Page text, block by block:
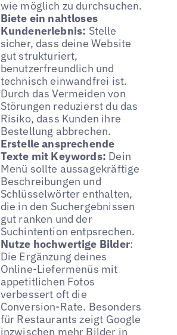
wie möglich zu durchsuchen.
Biete ein nahtloses
Kundenerlebnis: Stelle
sicher, dass deine Website
gut strukturiert,
benutzerfreundlich und
technisch einwandfrei ist.
Durch das Vermeiden von
Störungen reduzierst du das
Risiko, dass Kunden ihre
Bestellung abbrechen.
Erstelle ansprechende
Texte mit Keywords: Dein
Menü sollte aussagekräftige
Beschreibungen und
Schlüsselwörter enthalten,
die in den Suchergebnissen
gut ranken und der
Suchintention entpsrechen.
Nutze hochwertige Bilder:
Die Ergänzung deines
Online-Liefermenüs mit
appetitlichen Fotos
verbessert oft die
Conversion-Rate. Besonders
für Restaurants zeigt Google
inzwischen mehr Bilder in